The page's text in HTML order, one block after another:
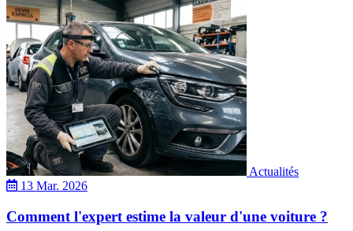
Actualités
13 Mar. 2026
Comment l'expert estime la valeur d'une voiture ?